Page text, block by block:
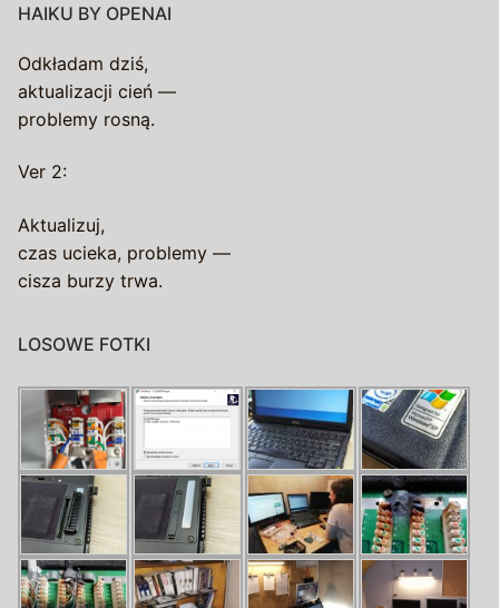
HAIKU BY OPENAI
Odkładam dziś,
aktualizacji cień —
problemy rosną.
Ver 2:
Aktualizuj,
czas ucieka, problemy —
cisza burzy trwa.
LOSOWE FOTKI